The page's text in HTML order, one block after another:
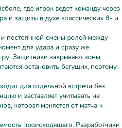
где игрок ведёт команду через
и защиты в духе классических 8- и
постоянной смены ролей между
для удара и сразу же
Защитники закрывают зоны,
остановить бегущих, поэтому
для отдельной встречи без
и заставляет учитывать не
которая меняется от матча к
происходящего. Разработчики